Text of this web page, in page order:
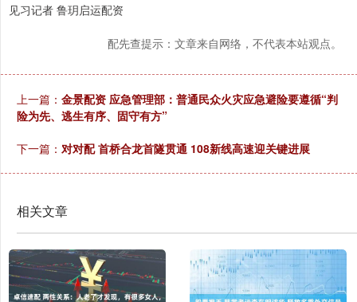
见习记者 鲁玥启运配资
配先查提示：文章来自网络，不代表本站观点。
上一篇： 金景配资 应急管理部：普通民众火灾应急避险要遵循“判
险为先、逃生有序、固守有方”
下一篇： 对对配 首桥合龙首隧贯通 108新线高速迎关键进展
相关文章